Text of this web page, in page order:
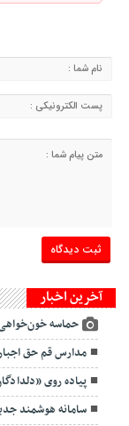
آخرین اخبار
حماسه
مدارس قم حق
پیاده روی
سامانه هوشمند